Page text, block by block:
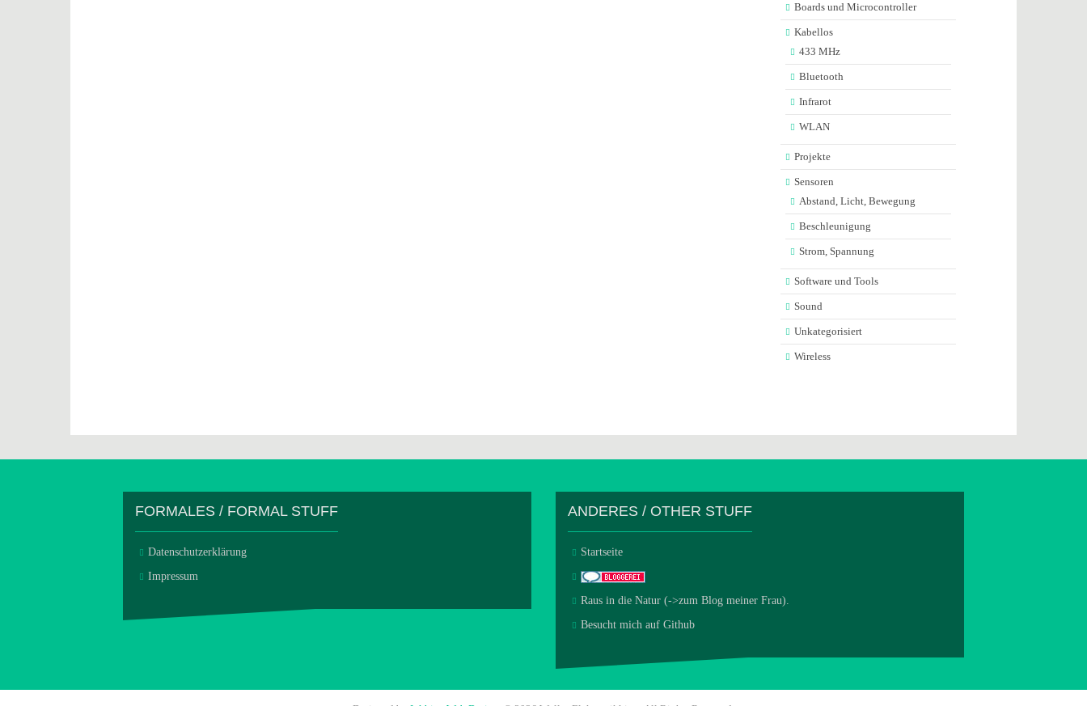
Boards und Microcontroller
Kabellos
433 MHz
Bluetooth
Infrarot
WLAN
Projekte
Sensoren
Abstand, Licht, Bewegung
Beschleunigung
Strom, Spannung
Software und Tools
Sound
Unkategorisiert
Wireless
FORMALES / FORMAL STUFF
Datenschutzerklärung
Impressum
ANDERES / OTHER STUFF
Startseite
Raus in die Natur (->zum Blog meiner Frau).
Besucht mich auf Github